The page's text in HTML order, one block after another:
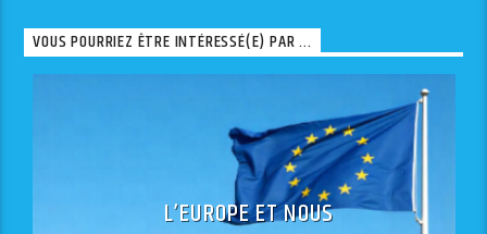
VOUS POURRIEZ ÊTRE INTÉRESSÉ(E) PAR ...
L’EUROPE ET NOUS